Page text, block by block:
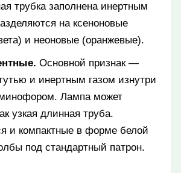
трубка заполнена инертным
на ксеноновые
и неоновые (оранжевые).
Основной признак —
и инертным газом изнутри
Лампа может
узкая длинная труба.
и компактные в форме белой
под стандартный патрон.